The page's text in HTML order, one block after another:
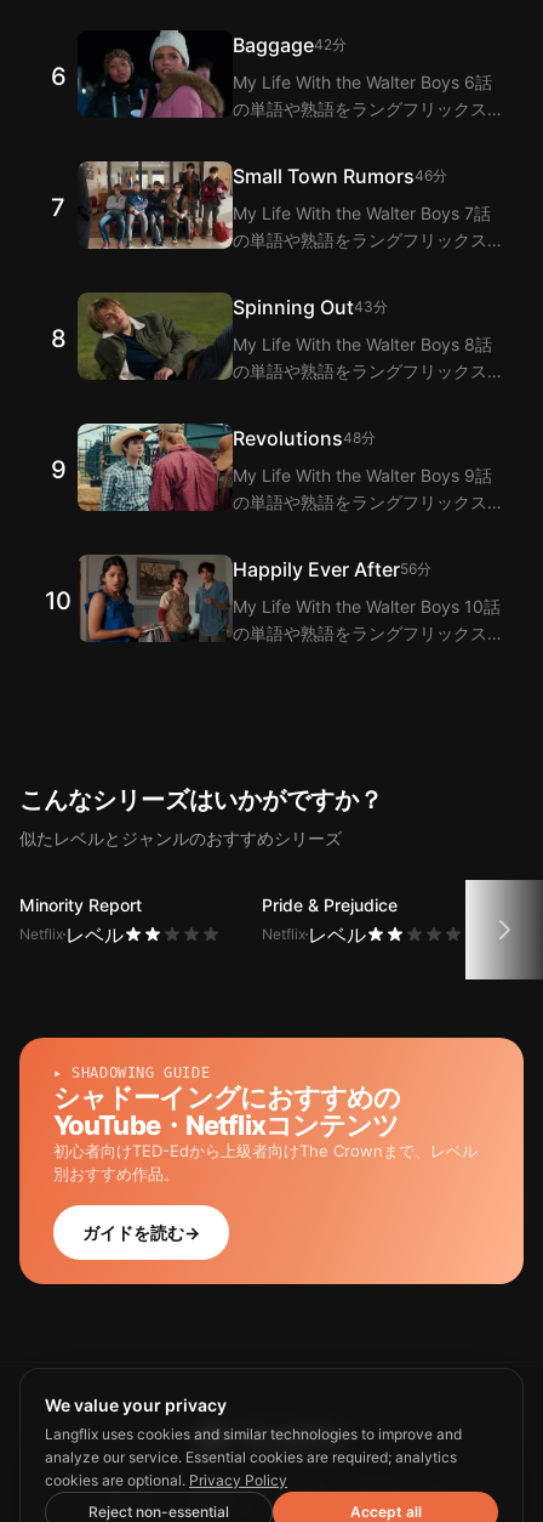
は二重字幕機能でMy Life With the
Walter Boys 5話のセリフの翻訳を
提供します。
6
Baggage42分
My Life With the Walter Boys 6話
の単語や熟語をラングフリックスの
は二重字幕機能でMy Life With the
Walter Boys 6話のセリフの翻訳を
提供します。
7
Small Town Rumors46分
My Life With the Walter Boys 7話
の単語や熟語をラングフリックスの
は二重字幕機能でMy Life With the
Walter Boys 7話のセリフの翻訳を
提供します。
8
Spinning Out43分
My Life With the Walter Boys 8話
の単語や熟語をラングフリックスの
は二重字幕機能でMy Life With the
Walter Boys 8話のセリフの翻訳を
提供します。
9
Revolutions48分
My Life With the Walter Boys 9話
の単語や熟語をラングフリックスの
は二重字幕機能でMy Life With the
Walter Boys 9話のセリフの翻訳を
提供します。
10
Happily Ever After56分
My Life With the Walter Boys 10話
の単語や熟語をラングフリックスの
こんなシリーズはいかがですか？
似たレベルとジャンルのおすすめシリーズ
Minority Report
Netflix レベル
Pride & Prejudice
Netflix レベル
▸ SHADOWING GUIDE
シャドーイングにおすすめの
YouTube・Netflixコンテンツ
初心者向けTED-Edから上級者向けThe Crownまで、レベル
別おすすめ作品。
ガイドを読む→
Guide Privacy Terms Contact us
We value your privacy
Langflix uses cookies and similar technologies to improve and
analyze our service. Essential cookies are required; analytics
cookies are optional. Privacy Policy
Reject non-essential
Accept all